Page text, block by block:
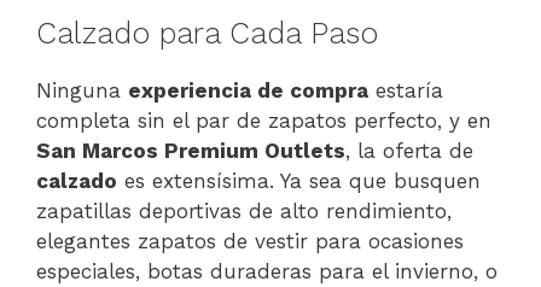
Calzado para Cada Paso
Ninguna experiencia de compra estaría
completa sin el par de zapatos perfecto, y en
San Marcos Premium Outlets, la oferta de
calzado es extensísima. Ya sea que busquen
zapatillas deportivas de alto rendimiento,
elegantes zapatos de vestir para ocasiones
especiales, botas duraderas para el invierno, o